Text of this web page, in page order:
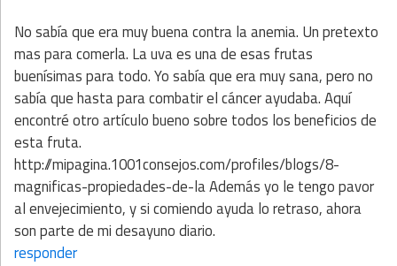
No sabía que era muy buena contra la anemia. Un pretexto
mas para comerla. La uva es una de esas frutas
buenísimas para todo. Yo sabía que era muy sana, pero no
sabía que hasta para combatir el cáncer ayudaba. Aquí
encontré otro artículo bueno sobre todos los beneficios de
esta fruta.
http://mipagina.1001consejos.com/profiles/blogs/8-
magnificas-propiedades-de-la Además yo le tengo pavor
al envejecimiento, y si comiendo ayuda lo retraso, ahora
son parte de mi desayuno diario.
responder